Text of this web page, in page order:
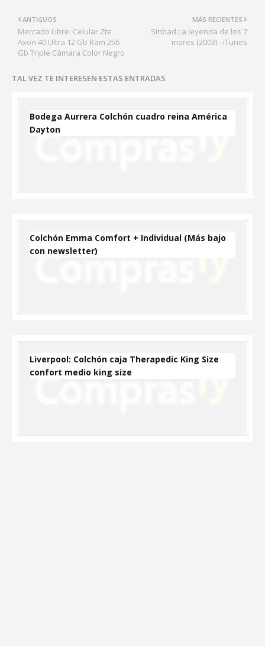
MÁS RECIENTES
Sinbad La leyenda de los 7
mares (2003) - iTunes
ANTIGUOS
Mercado Libre: Celular Zte
Axon 40 Ultra 12 Gb Ram 256
Gb Triple Cámara Color Negro
TAL VEZ TE INTERESEN ESTAS ENTRADAS
Bodega Aurrera Colchón cuadro reina América
Dayton
Colchón Emma Comfort + Individual (Más bajo
con newsletter)
Liverpool: Colchón caja Therapedic King Size
confort medio king size